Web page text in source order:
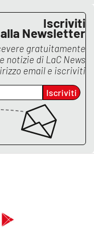
Iscriviti
alla Newsletter
gratuitamente
notizie di LaC News
email e iscriviti
Iscriviti